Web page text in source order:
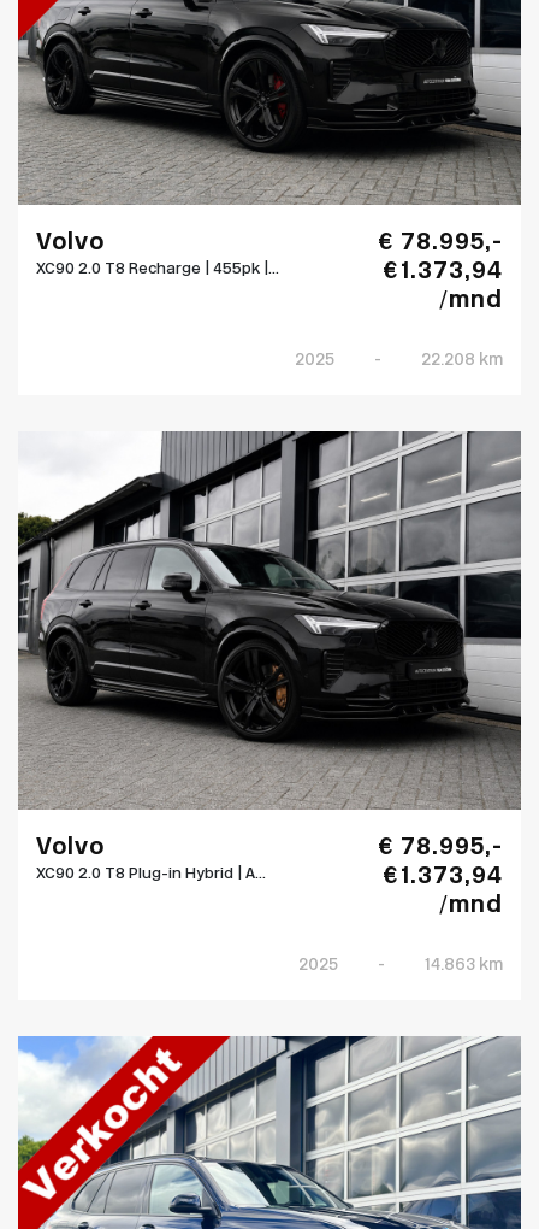
Volvo
XC90 2.0 T8 Recharge | 455pk |...
€ 78.995,-
€ 1.373,94
/mnd
2025 - 22.208 km
Volvo
XC90 2.0 T8 Plug-in Hybrid | A...
€ 78.995,-
€ 1.373,94
/mnd
2025 - 14.863 km